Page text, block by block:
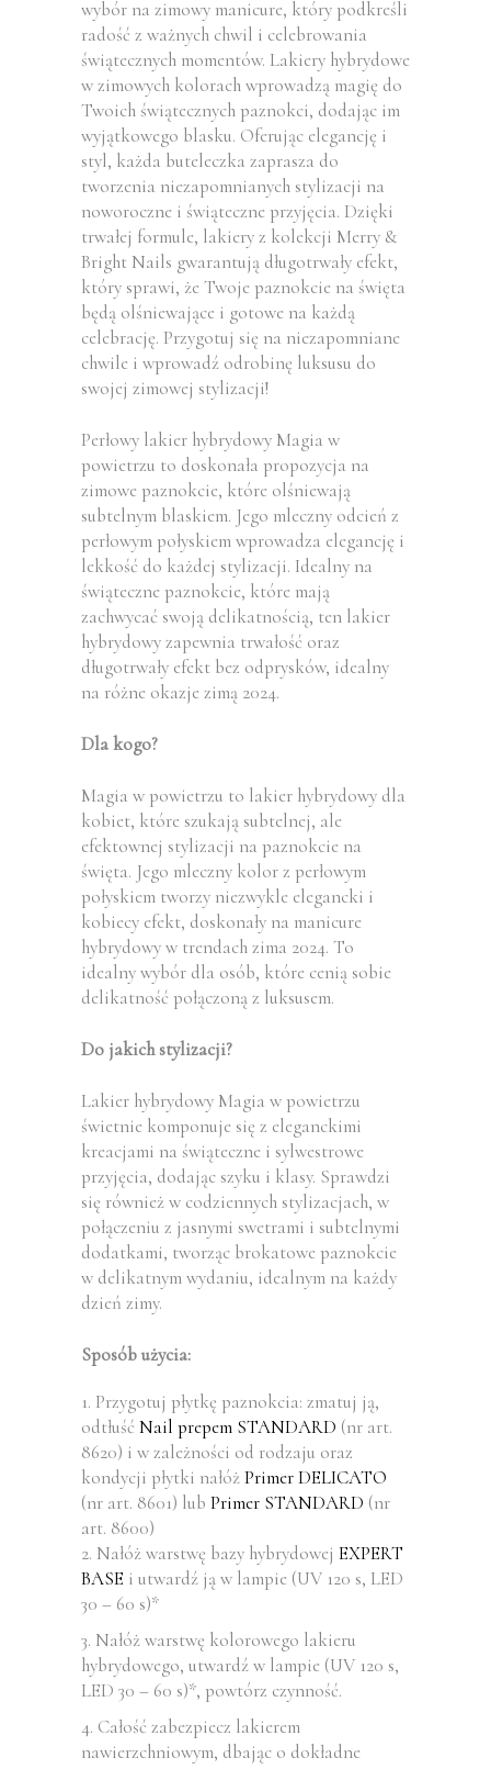
wybór na zimowy manicure, który podkreśli
radość z ważnych chwil i celebrowania
świątecznych momentów. Lakiery hybrydowe
w zimowych kolorach wprowadzą magię do
Twoich świątecznych paznokci, dodając im
wyjątkowego blasku. Oferując elegancję i
styl, każda buteleczka zaprasza do
tworzenia niezapomnianych stylizacji na
noworoczne i świąteczne przyjęcia. Dzięki
trwałej formule, lakiery z kolekcji Merry &
Bright Nails gwarantują długotrwały efekt,
który sprawi, że Twoje paznokcie na święta
będą olśniewające i gotowe na każdą
celebrację. Przygotuj się na niezapomniane
chwile i wprowadź odrobinę luksusu do
swojej zimowej stylizacji!
Perłowy lakier hybrydowy Magia w
powietrzu to doskonała propozycja na
zimowe paznokcie, które olśniewają
subtelnym blaskiem. Jego mleczny odcień z
perłowym połyskiem wprowadza elegancję i
lekkość do każdej stylizacji. Idealny na
świąteczne paznokcie, które mają
zachwycać swoją delikatnością, ten lakier
hybrydowy zapewnia trwałość oraz
długotrwały efekt bez odprysków, idealny
na różne okazje zimą 2024.
Dla kogo?
Magia w powietrzu to lakier hybrydowy dla
kobiet, które szukają subtelnej, ale
efektownej stylizacji na paznokcie na
święta. Jego mleczny kolor z perłowym
połyskiem tworzy niezwykle elegancki i
kobiecy efekt, doskonały na manicure
hybrydowy w trendach zima 2024. To
idealny wybór dla osób, które cenią sobie
delikatność połączoną z luksusem.
Do jakich stylizacji?
Lakier hybrydowy Magia w powietrzu
świetnie komponuje się z eleganckimi
kreacjami na świąteczne i sylwestrowe
przyjęcia, dodając szyku i klasy. Sprawdzi
się również w codziennych stylizacjach, w
połączeniu z jasnymi swetrami i subtelnymi
dodatkami, tworząc brokatowe paznokcie
w delikatnym wydaniu, idealnym na każdy
dzień zimy.
Sposób użycia:
1. Przygotuj płytkę paznokcia: zmatuj ją,
odtłuść Nail prepem STANDARD (nr art.
8620) i w zależności od rodzaju oraz
kondycji płytki nałóżPrimer DELICATO
(nr art. 8601) lub Primer STANDARD (nr
art. 8600)
2. Nałóż warstwę bazy hybrydowej EXPERT
BASE i utwardź ją w lampie (UV 120 s, LED
30 – 60 s)*
3. Nałóż warstwę kolorowego lakieru
hybrydowego, utwardź w lampie (UV 120 s,
LED 30 – 60 s)*, powtórz czynność.
4. Całość zabezpiecz lakierem
nawierzchniowym, dbając o dokładne